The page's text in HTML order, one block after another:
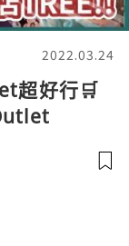
2022.03.24
超好行🛒